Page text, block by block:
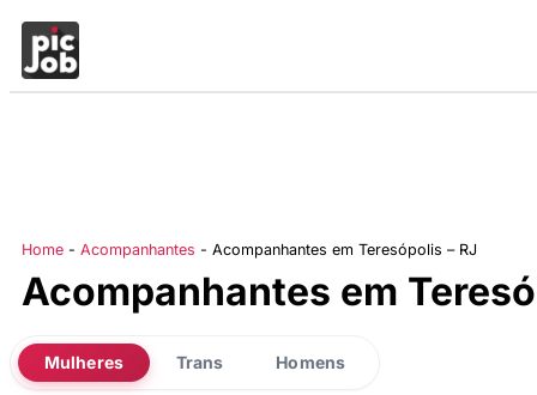
Home - Acompanhantes - Acompanhantes em Teresópolis – RJ
Acompanhantes em
Mulheres Trans Homens